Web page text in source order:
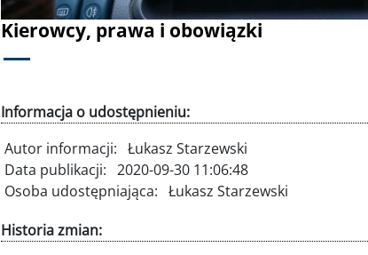
Kierowcy, prawa i obowiązki
Informacja o udostępnieniu:
Autor informacji: Łukasz Starzewski
Data publikacji: 2020-09-30 11:06:48
Osoba udostępniająca: Łukasz Starzewski
Historia zmian: